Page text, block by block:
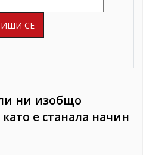
ни изобщо
е станала начин